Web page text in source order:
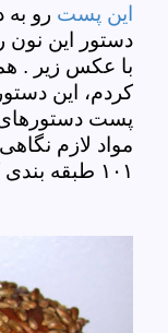
این پست رو به
دستور این نون
با عکس زیر .
کردم، این
پست دستورهای
مواد لازم
۱۰۱ طبقه بندی کنیم .